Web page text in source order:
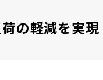
の軽減を実現